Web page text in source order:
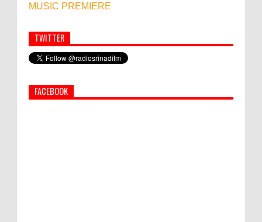
MUSIC PREMIERE
Simbol Persahabatan, RI Bangun Islamic Centre di
Afghanistan
World Marketing Forum 2022:
TWITTER
FACEBOOK